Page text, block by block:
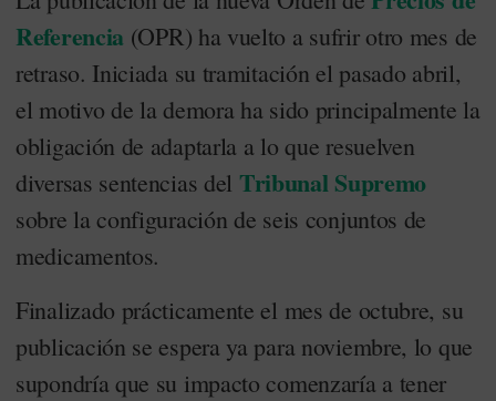
Referencia (OPR) ha vuelto a sufrir otro mes de
retraso. Iniciada su tramitación el pasado abril,
el motivo de la demora ha sido principalmente la
obligación de adaptarla a lo que resuelven
diversas sentencias del Tribunal Supremo
sobre la configuración de seis conjuntos de
medicamentos.
Finalizado prácticamente el mes de octubre, su
publicación se espera ya para noviembre, lo que
supondría que su impacto comenzaría a tener